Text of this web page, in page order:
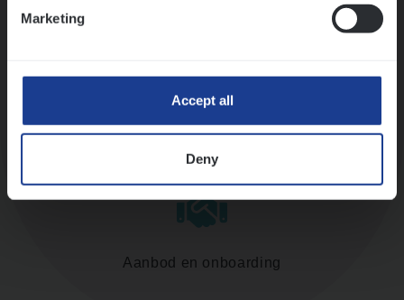
Marketing
Accept all
Deny
Diepte-interview met leidinggevende
Aanbod en onboarding